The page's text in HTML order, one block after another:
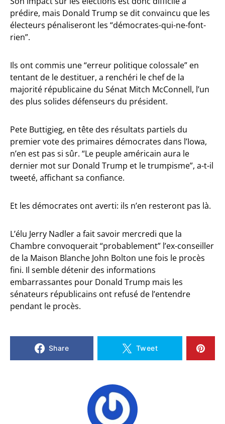
prédire, mais Donald Trump se dit convaincu que les
électeurs pénaliseront les “démocrates-qui-ne-font-
rien”.
Ils ont commis une “erreur politique colossale” en
tentant de le destituer, a renchéri le chef de la
majorité républicaine du Sénat Mitch McConnell, l’un
des plus solides défenseurs du président.
Pete Buttigieg, en tête des résultats partiels du
premier vote des primaires démocrates dans l’Iowa,
n’en est pas si sûr. “Le peuple américain aura le
dernier mot sur Donald Trump et le trumpisme”, a-t-il
tweeté, affichant sa confiance.
Et les démocrates ont averti: ils n’en resteront pas là.
L’élu Jerry Nadler a fait savoir mercredi que la
Chambre convoquerait “probablement” l’ex-conseiller
de la Maison Blanche John Bolton une fois le procès
fini. Il semble détenir des informations
embarrassantes pour Donald Trump mais les
sénateurs républicains ont refusé de l’entendre
pendant le procès.
Share Tweet